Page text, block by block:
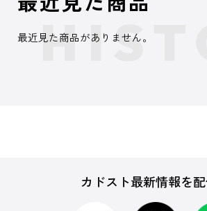
最近見た商品がありません。
カドスト最新情報を